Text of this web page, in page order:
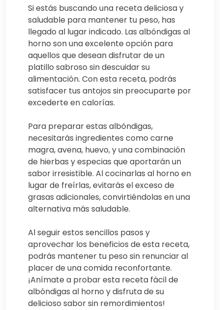
Si estás buscando una receta deliciosa y
saludable para mantener tu peso, has
llegado al lugar indicado. Las albóndigas al
horno son una excelente opción para
aquellos que desean disfrutar de un
platillo sabroso sin descuidar su
alimentación. Con esta receta, podrás
satisfacer tus antojos sin preocuparte por
excederte en calorías.
Para preparar estas albóndigas,
necesitarás ingredientes como carne
magra, avena, huevo, y una combinación
de hierbas y especias que aportarán un
sabor irresistible. Al cocinarlas al horno en
lugar de freírlas, evitarás el exceso de
grasas adicionales, convirtiéndolas en una
alternativa más saludable.
Al seguir estos sencillos pasos y
aprovechar los beneficios de esta receta,
podrás mantener tu peso sin renunciar al
placer de una comida reconfortante.
¡Anímate a probar esta receta fácil de
albóndigas al horno y disfruta de su
delicioso sabor sin remordimientos!